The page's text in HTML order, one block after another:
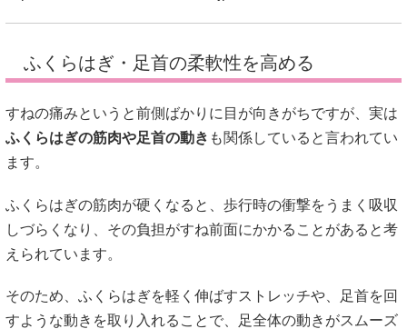
ふくらはぎ・足首の柔軟性を高める
すねの痛みというと前側ばかりに目が向きがちですが、実は
ふくらはぎの筋肉や足首の動き も関係していると言われてい
ます。
ふくらはぎの筋肉が硬くなると、歩行時の衝撃をうまく吸収
しづらくなり、その負担がすね前面にかかることがあると考
えられています。
そのため、ふくらはぎを軽く伸ばすストレッチや、足首を回
すような動きを取り入れることで、足全体の動きがスムーズ